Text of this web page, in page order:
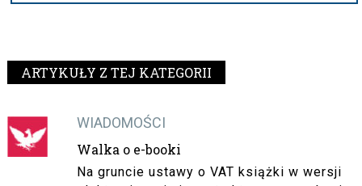
ARTYKUŁY Z TEJ KATEGORII
WIADOMOŚCI
Walka o e-booki
Na gruncie ustawy o VAT książki w wersji